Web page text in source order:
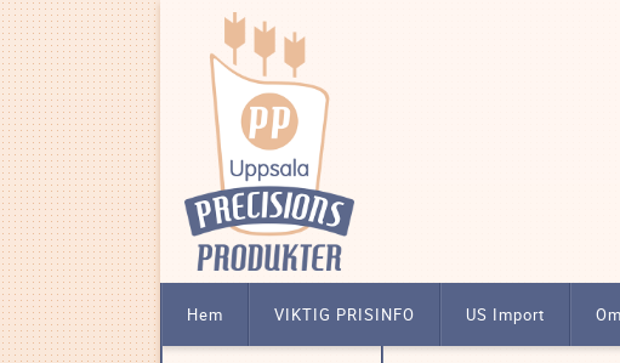
Hem
VIKTIG PRISINFO US Import